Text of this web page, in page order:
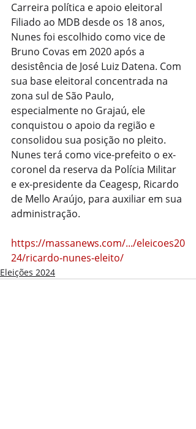
Carreira política e apoio eleitoral
Filiado ao MDB desde os 18 anos,
Nunes foi escolhido como vice de
Bruno Covas em 2020 após a
desistência de José Luiz Datena. Com
sua base eleitoral concentrada na
zona sul de São Paulo,
especialmente no Grajaú, ele
conquistou o apoio da região e
consolidou sua posição no pleito.
Nunes terá como vice-prefeito o ex-
coronel da reserva da Polícia Militar
e ex-presidente da Ceagesp, Ricardo
de Mello Araújo, para auxiliar em sua
administração.
https://massanews.com/.../eleicoes20
24/ricardo-nunes-eleito/
Eleições 2024